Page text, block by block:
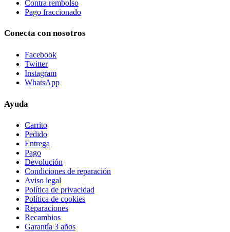
Contra rembolso
Pago fraccionado
Conecta con nosotros
Facebook
Twitter
Instagram
WhatsApp
Ayuda
Carrito
Pedido
Entrega
Pago
Devolución
Condiciones de reparación
Aviso legal
Política de privacidad
Política de cookies
Reparaciones
Recambios
Garantía 3 años